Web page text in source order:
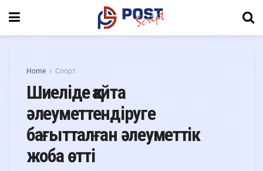
Home Спорт
Шиеліде қайта
әлеуметтендіруге
бағытталған әлеуметтік
жоба өтті